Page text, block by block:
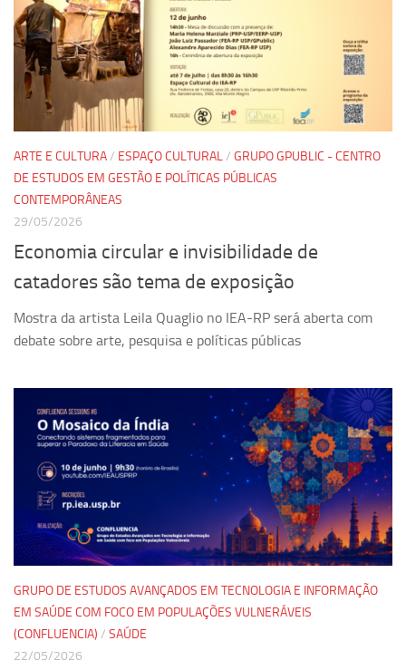
ARTE E CULTURA/ ESPAÇO CULTURAL/ GRUPO GPUBLIC - CENTRO
DE ESTUDOS EM GESTÃO E POLÍTICAS PÚBLICAS
CONTEMPORÂNEAS
29/05/2026
Economia circular e invisibilidade de
catadores são tema de exposição
Mostra da artista Leila Quaglio no IEA-RP será aberta com
debate sobre arte, pesquisa e políticas públicas
GRUPO DE ESTUDOS AVANÇADOS EM TECNOLOGIA E INFORMAÇÃO
EM SAÚDE COM FOCO EM POPULAÇÕES VULNERÁVEIS
(CONFLUENCIA) / SAÚDE
22/05/2026